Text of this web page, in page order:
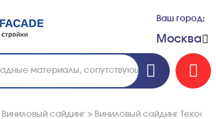
Ваш город:
Москва
Виниловый сайдинг > Виниловый сайдинг Текос